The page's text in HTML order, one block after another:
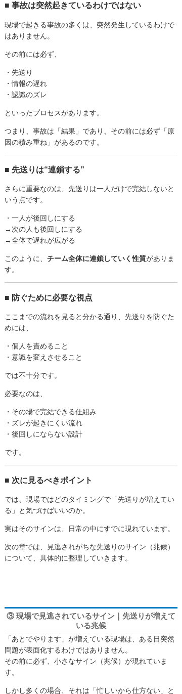
■ 事故は突然起きているわけではない
現場で起きる事故の多くは、突然発生しているわけで
はありません。
その前には必ず、
・先送り
・情報の遅れ
・認識のズレ
といったプロセスがあります。
つまり、事故は「結果」であり、その前には必ず「原
因の積み重ね」があるのです。
■ 先送りは“連鎖する”
さらに重要なのは、先送りは一人だけで完結しないと
いう点です。
・一人が後回しにする
→次の人も後回しにする
→全体で遅れが広がる
このように、 チーム全体に連鎖していく性質がありま
す。
■ 防ぐために必要な視点
ここまでの流れを見ると分かる通り、先送りを防ぐた
めには、
・個人を責めること
・意識を変えさせること
では不十分です。
必要なのは、
・その場で完結できる仕組み
・ズレが起きにくい流れ
・後回しにならない設計
です。
■ 次に見るべきポイント
では、現場ではどのタイミングで「先送りが増えてい
る」と気づけばいいのか。
実はそのサインは、日常の中にすでに現れています。
次の章では、見逃されがちな先送りのサイン（兆候）
について、具体的に整理していきます。
③ 現場で見逃されているサイン｜先送りが増えて
いる兆候
「あとでやります」が増えている現場は、ある日突然
問題が表面化するわけではありません。
その前に必ず、小さなサイン（兆候）が現れていま
す。
しかし多くの場合、それは「忙しいから仕方ない」と